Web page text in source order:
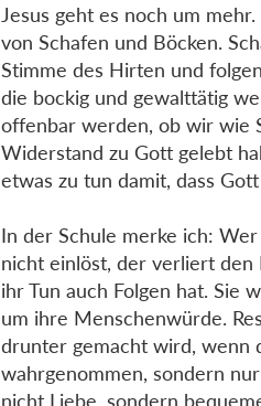
Jesus geht es noch um
von Schafen und Böcken.
Stimme des Hirten und
die bockig und gewalttätig
offenbar werden, ob wir wie
Widerstand zu Gott gelebt
etwas zu tun damit, dass
In der Schule merke ich:
nicht einlöst, der verliert den
ihr Tun auch Folgen hat. Sie
um ihre Menschenwürde.
drunter gemacht wird, wenn
wahrgenommen, sondern
nicht Liebe, sondern